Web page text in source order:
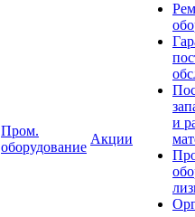
Пром.
оборудование
Акции
и